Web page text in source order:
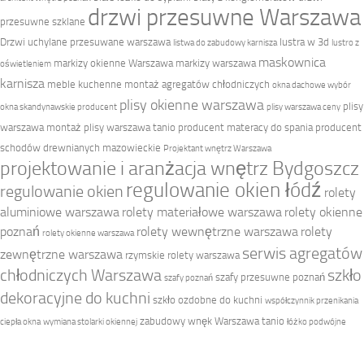
przesuwne szklane drzwi przesuwne Warszawa
Drzwi uchylane przesuwane warszawa listwa do zabudowy karnisza lustra w 3d lustro z
oświetleniem markizy okienne Warszawa markizy warszawa maskownica
karnisza meble kuchenne montaż agregatów chłodniczych okna dachowe wybór
okna skandynawskie producent plisy okienne warszawa plisy warszawa ceny plisy
warszawa montaż plisy warszawa tanio producent materacy do spania producent
schodów drewnianych mazowieckie Projektant wnętrz Warszawa
projektowanie i aranżacja wnętrz Bydgoszcz
regulowanie okien regulowanie okien łódź rolety
aluminiowe warszawa rolety materiałowe warszawa rolety okienne
poznań rolety okienne warszawa rolety wewnętrzne warszawa rolety
zewnętrzne warszawa rzymskie rolety warszawa serwis agregatów
chłodniczych Warszawa szafy poznań szafy przesuwne poznań szkło
dekoracyjne do kuchni szkło ozdobne do kuchni współczynnik przenikania
ciepła okna wymiana stolarki okiennej zabudowy wnęk Warszawa tanio łóżko podwójne